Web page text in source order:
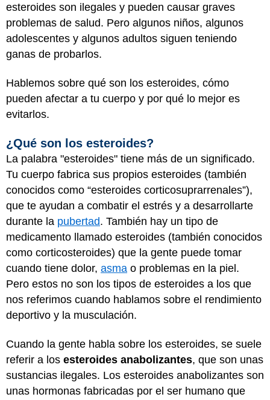
esteroides son ilegales y pueden causar graves
problemas de salud. Pero algunos niños, algunos
adolescentes y algunos adultos siguen teniendo
ganas de probarlos.
Hablemos sobre qué son los esteroides, cómo
pueden afectar a tu cuerpo y por qué lo mejor es
evitarlos.
¿Qué son los esteroides?
La palabra "esteroides" tiene más de un significado.
Tu cuerpo fabrica sus propios esteroides (también
conocidos como “esteroides corticosuprarrenales”),
que te ayudan a combatir el estrés y a desarrollarte
durante la pubertad. También hay un tipo de
medicamento llamado esteroides (también conocidos
como corticosteroides) que la gente puede tomar
cuando tiene dolor, asma o problemas en la piel.
Pero estos no son los tipos de esteroides a los que
nos referimos cuando hablamos sobre el rendimiento
deportivo y la musculación.
Cuando la gente habla sobre los esteroides, se suele
referir a los esteroides anabolizantes, que son unas
sustancias ilegales. Los esteroides anabolizantes son
unas hormonas fabricadas por el ser humano que